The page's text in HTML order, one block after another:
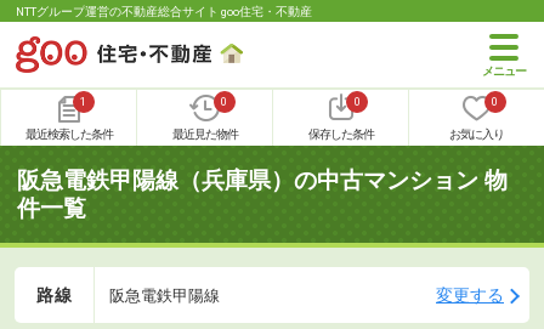
NTTグループ運営の不動産総合サイト goo住宅・不動産
1
最近検索した条件
0
最近見た物件
0
保存した条件
0
お気に入り
阪急電鉄甲陽線（兵庫県）の中古マンション 物
件一覧
路線 阪急電鉄甲陽線 変更する